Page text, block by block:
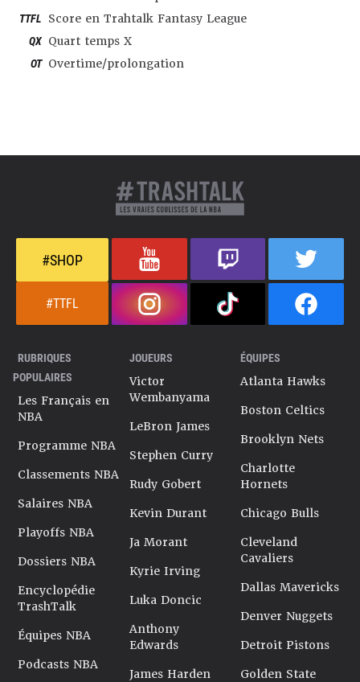
TTFL Score en Trahtalk Fantasy League
QX Quart temps X
OT Overtime/prolongation
#SHOP
#TTFL
RUBRIQUES
POPULAIRES
Les Français en
NBA
Programme NBA
Classements NBA
Salaires NBA
Playoffs NBA
Dossiers NBA
Encyclopédie
TrashTalk
Équipes NBA
Podcasts NBA
JOUEURS
Victor
Wembanyama
LeBron James
Stephen Curry
Rudy Gobert
Kevin Durant
Ja Morant
Kyrie Irving
Luka Doncic
Anthony
Edwards
James Harden
ÉQUIPES
Atlanta Hawks
Boston Celtics
Brooklyn Nets
Charlotte
Hornets
Chicago Bulls
Cleveland
Cavaliers
Dallas Mavericks
Denver Nuggets
Detroit Pistons
Golden State